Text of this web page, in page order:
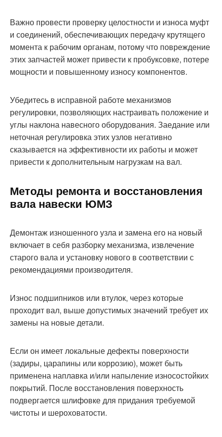
Важно провести проверку целостности и износа муфт
и соединений, обеспечивающих передачу крутящего
момента к рабочим органам, потому что повреждение
этих запчастей может привести к пробуксовке, потере
мощности и повышенному износу компонентов.
Убедитесь в исправной работе механизмов
регулировки, позволяющих настраивать положение и
углы наклона навесного оборудования. Заедание или
неточная регулировка этих узлов негативно
сказывается на эффективности их работы и может
привести к дополнительным нагрузкам на вал.
Методы ремонта и восстановления
вала навески ЮМЗ
Демонтаж изношенного узла и замена его на новый
включает в себя разборку механизма, извлечение
старого вала и установку нового в соответствии с
рекомендациями производителя.
Износ подшипников или втулок, через которые
проходит вал, выше допустимых значений требует их
замены на новые детали.
Если он имеет локальные дефекты поверхности
(задиры, царапины или коррозию), может быть
применена наплавка и/или напыление износостойких
покрытий. После восстановления поверхность
подвергается шлифовке для придания требуемой
чистоты и шероховатости.